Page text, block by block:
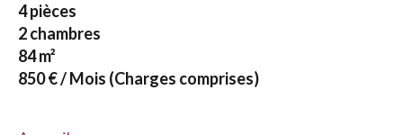
4 pièces
2 chambres
84 m²
850 € / Mois (Charges comprises)